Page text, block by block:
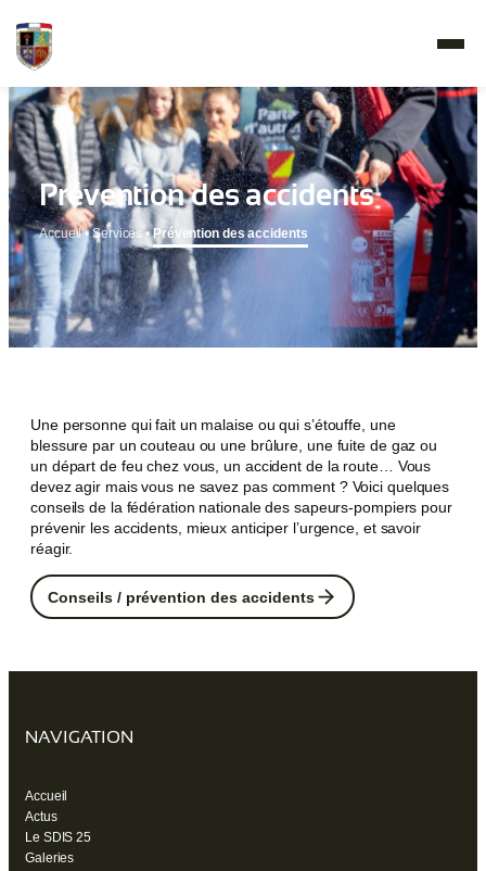
Prévention des accidents
Accueil•Services •Prévention des accidents
Une personne qui fait un malaise ou qui s’étouffe, une
blessure par un couteau ou une brûlure, une fuite de gaz ou
un départ de feu chez vous, un accident de la route… Vous
devez agir mais vous ne savez pas comment ? Voici quelques
conseils de la fédération nationale des sapeurs-pompiers pour
prévenir les accidents, mieux anticiper l’urgence, et savoir
réagir.
Conseils / prévention des accidents
NAVIGATION
Accueil
Actus
Le SDIS 25
Galeries